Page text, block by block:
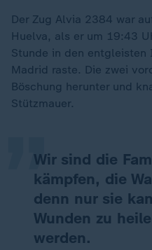
Der Zug Alvia 2384 war
Huelva, als er um 19:43
Stunde in den entgleisten
Madrid raste. Die zwei
Böschung herunter und
Stützmauer.
Wir sind die
kämpfen, die
denn nur sie
Wunden zu
werden.
„